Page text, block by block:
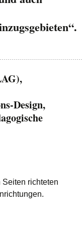
Design,
richteten